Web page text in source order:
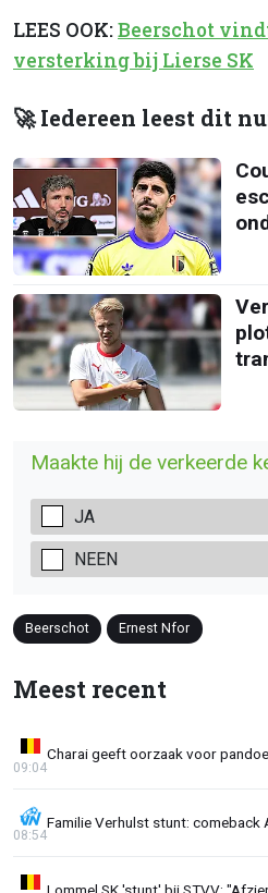
LEES OOK:Beerschot
versterking bij Lierse SK
🚀 Iedereen leest dit
Maakte hij de verkeerde
JA
NEEN
Beerschot Ernest Nfor
Meest recent
Charai geeft oorzaak voor
09:04
Familie Verhulst stunt: comeback
08:54